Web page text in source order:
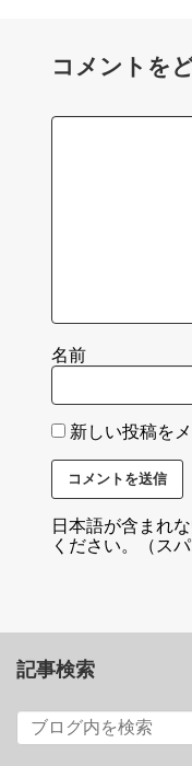
コメントを
名前
新しい投稿を
日本語が含まれ
ください。（スパ
記事検索